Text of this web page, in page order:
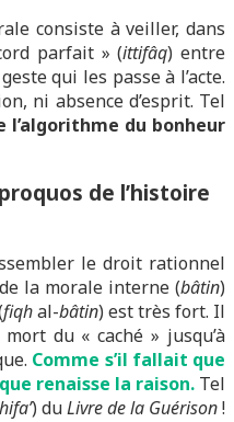
consiste à veiller, dans
parfait » (ittifâq) entre
qui les passe à l’acte.
ni absence d’esprit. Tel
l’algorithme du bonheur
de l’histoire
le droit rationnel
de la morale interne (bâtin)
fiqhal-bâtin) est très fort. Il
du « caché » jusqu’à
Comme s’il fallait que
renaisse la raison.Tel
) duLivre de la Guérison!